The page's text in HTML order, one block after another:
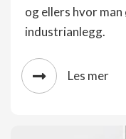
og ellers hvor
industrianlegg.
Les mer